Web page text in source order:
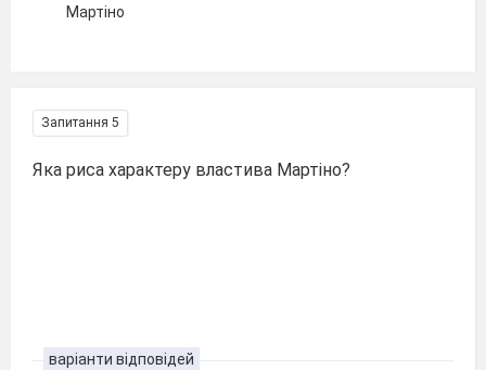
Мартіно
Запитання 5
Яка риса характеру властива Мартіно?
варіанти відповідей